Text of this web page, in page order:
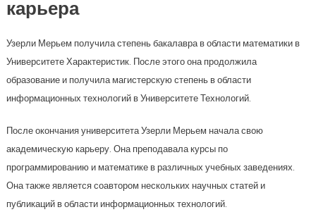
карьера
Узерли Мерьем получила степень бакалавра в области математики в
Университете Характеристик. После этого она продолжила
образование и получила магистерскую степень в области
информационных технологий в Университете Технологий.
После окончания университета Узерли Мерьем начала свою
академическую карьеру. Она преподавала курсы по
программированию и математике в различных учебных заведениях.
Она также является соавтором нескольких научных статей и
публикаций в области информационных технологий.